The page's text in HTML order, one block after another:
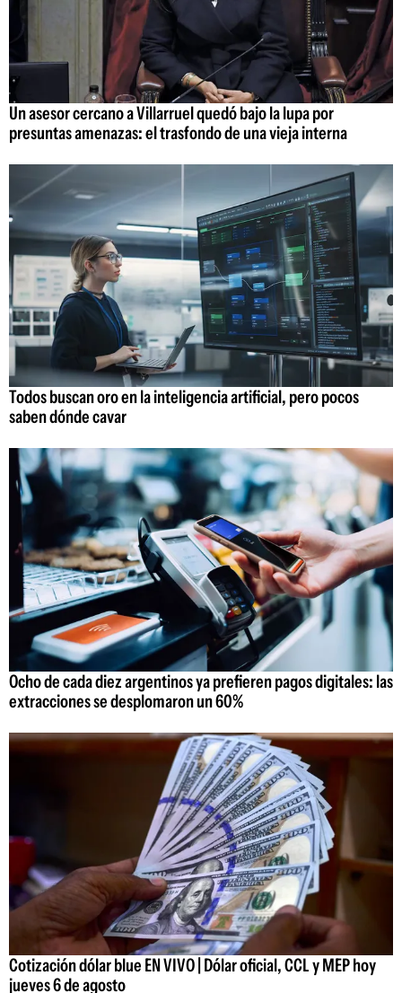
Un asesor cercano a Villarruel quedó bajo la lupa por
presuntas amenazas: el trasfondo de una vieja interna
Todos buscan oro en la inteligencia artificial, pero pocos
saben dónde cavar
Ocho de cada diez argentinos ya prefieren pagos digitales: las
extracciones se desplomaron un 60%
Cotización dólar blue EN VIVO | Dólar oficial, CCL y MEP hoy
jueves 6 de agosto